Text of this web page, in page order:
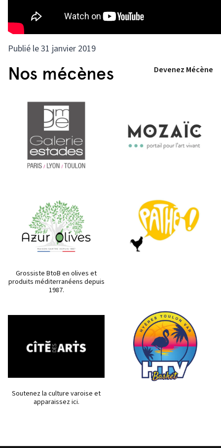
Publié le 31 janvier 2019
Nos mécènes Devenez Mécène
Grossiste BtoB en olives et
produits méditerranéens depuis
1987.
Soutenez la culture varoise et
apparaissez ici.